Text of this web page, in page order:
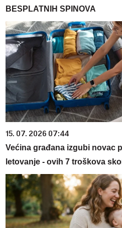
BESPLATNIH SPINOVA
15. 07. 2026 07:44
Većina građana izgubi novac
letovanje - ovih 7 troškova